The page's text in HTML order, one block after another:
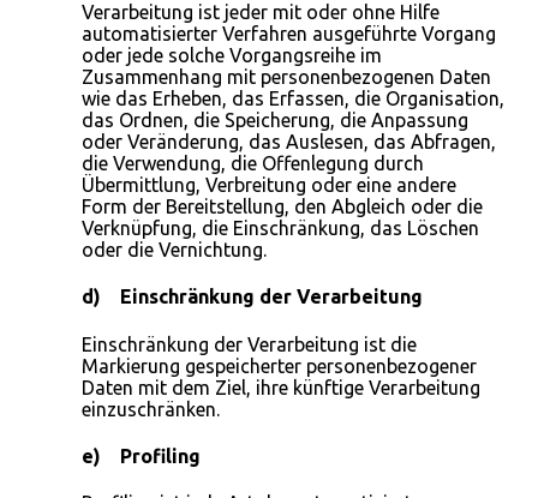
Verarbeitung ist jeder mit oder ohne Hilfe
automatisierter Verfahren ausgeführte Vorgang
oder jede solche Vorgangsreihe im
Zusammenhang mit personenbezogenen Daten
wie das Erheben, das Erfassen, die Organisation,
das Ordnen, die Speicherung, die Anpassung
oder Veränderung, das Auslesen, das Abfragen,
die Verwendung, die Offenlegung durch
Übermittlung, Verbreitung oder eine andere
Form der Bereitstellung, den Abgleich oder die
Verknüpfung, die Einschränkung, das Löschen
oder die Vernichtung.
d) Einschränkung der Verarbeitung
Einschränkung der Verarbeitung ist die
Markierung gespeicherter personenbezogener
Daten mit dem Ziel, ihre künftige Verarbeitung
einzuschränken.
e) Profiling